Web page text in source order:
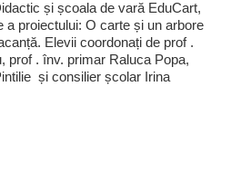
și școala de vară EduCart,
a proiectului: O carte și un arbore
Elevii coordonați de prof .
prof . înv. primar Raluca Popa,
și consilier școlar Irina